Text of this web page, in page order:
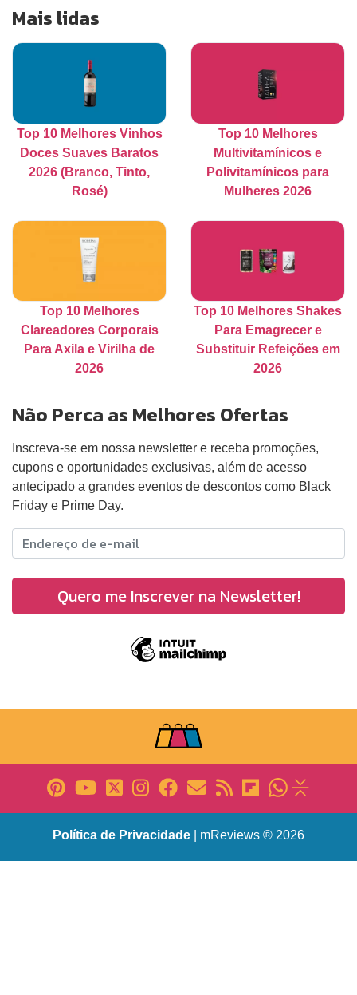
Mais lidas
Top 10 Melhores Vinhos
Doces Suaves Baratos
2026 (Branco, Tinto,
Rosé)
Top 10 Melhores
Multivitamínicos e
Polivitamínicos para
Mulheres 2026
Top 10 Melhores
Clareadores Corporais
Para Axila e Virilha de
2026
Top 10 Melhores Shakes
Para Emagrecer e
Substituir Refeições em
2026
Não Perca as Melhores Ofertas
Inscreva-se em nossa newsletter e receba promoções,
cupons e oportunidades exclusivas, além de acesso
antecipado a grandes eventos de descontos como Black
Friday e Prime Day.
Política de Privacidade | mReviews ® 2026